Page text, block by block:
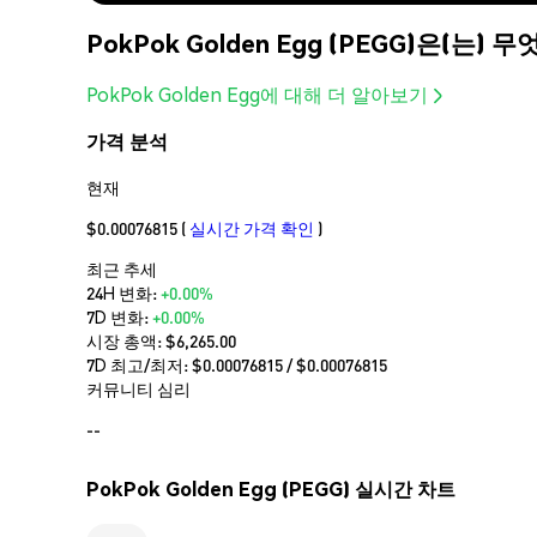
PokPok Golden Egg (PEGG)은(는) 무
PokPok Golden Egg에 대해 더 알아보기
가격 분석
현재
$0.00076815 ( 실시간 가격 확인 )
최근 추세
24H 변화:+0.00%
7D 변화:+0.00%
시장 총액:$6,265.00
7D 최고/최저: $0.00076815/ $0.00076815
커뮤니티 심리
--
PokPok Golden Egg (PEGG) 실시간 차트